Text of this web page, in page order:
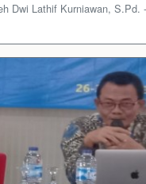
Dwi Lathif Kurniawan, S.Pd.